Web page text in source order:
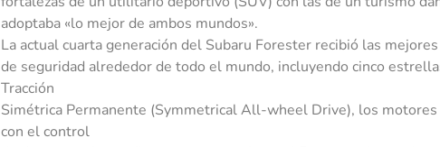
adoptaba «lo mejor de ambos mundos».
La actual cuarta generación del Subaru Forester recibió las
de seguridad alrededor de todo el mundo, incluyendo cinco
Tracción
Simétrica Permanente (Symmetrical All-wheel Drive), los
con el control